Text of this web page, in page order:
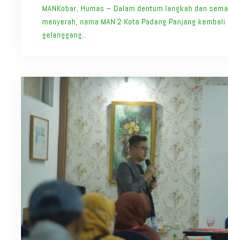
MANKobar, Humas – Dalam dentum langkah dan
menyerah, nama MAN 2 Kota Padang Panjang
gelanggang..